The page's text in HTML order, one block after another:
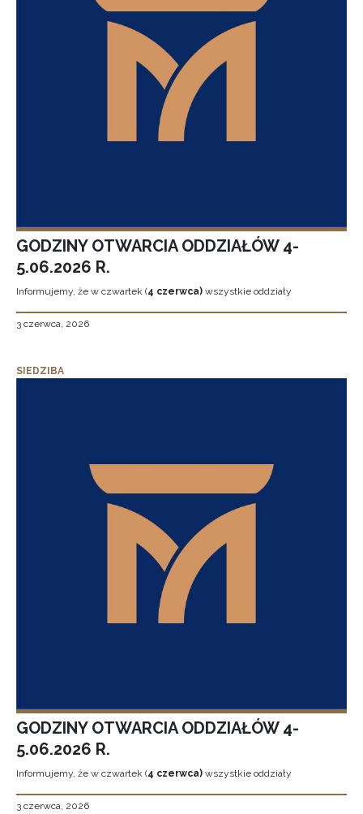
GODZINY OTWARCIA ODDZIAŁÓW 4-
5.06.2026 R.
Informujemy, że w czwartek (4 czerwca) wszystkie oddziały
3 czerwca, 2026
SIEDZIBA
GODZINY OTWARCIA ODDZIAŁÓW 4-
5.06.2026 R.
Informujemy, że w czwartek (4 czerwca) wszystkie oddziały
3 czerwca, 2026